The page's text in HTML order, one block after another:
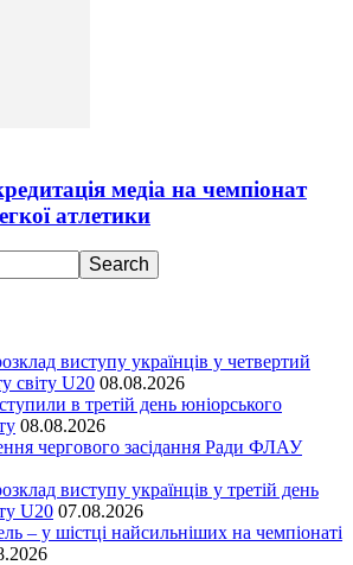
медіа на чемпіонат
атлетики
виступу українців у четвертий
світу U20 08.08.2026
в третій день юніорського
08.08.2026
чергового засідання Ради ФЛАУ
виступу українців у третій день
U20 07.08.2026
– у шістці найсильніших на чемпіонаті